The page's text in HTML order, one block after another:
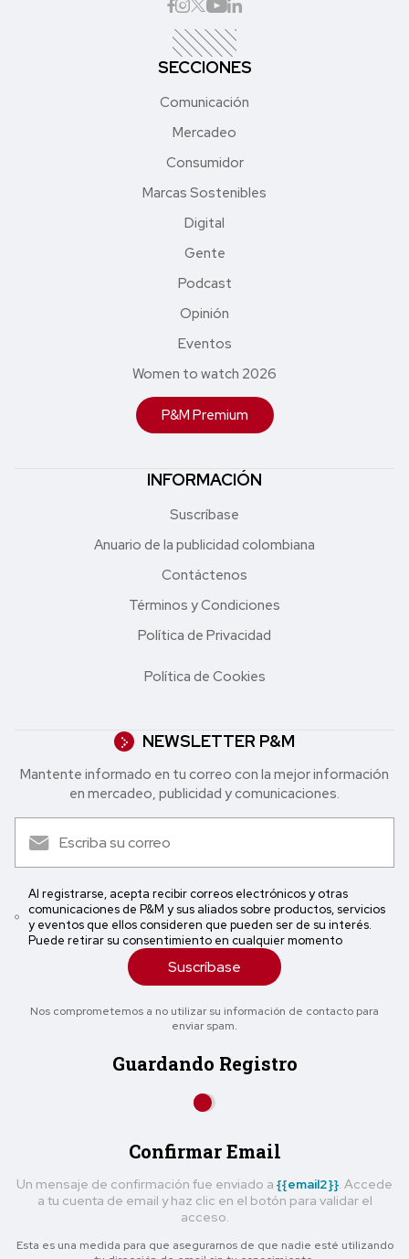
SECCIONES
Comunicación
Mercadeo
Consumidor
Marcas Sostenibles
Digital
Gente
Podcast
Opinión
Eventos
Women to watch 2026
P&M Premium
INFORMACIÓN
Suscríbase
Anuario de la publicidad colombiana
Contáctenos
Términos y Condiciones
Política de Privacidad
Política de Cookies
NEWSLETTER P&M
Mantente informado en tu correo con la mejor in formación
en mercadeo, publicidad y comunicaciones.
Al registrarse, acepta recibir correos electrónicos y otras
comunicaciones de P&M y sus aliados sobre productos, servicios
y eventos que ellos consideren que pueden ser de su interés.
Puede retirar su consentimiento en cualquier momento
Suscríbase
Nos comprometemos a no utilizar su información de contacto para
enviar spam.
Guardando Registro
Confirmar Email
Un mensaje de confirmación fue enviado a {{email2}} . Accede
a tu cuenta de email y haz clic en el botón para validar el
acceso.
Esta es una medida para que asegurarnos de que nadie esté utilizando